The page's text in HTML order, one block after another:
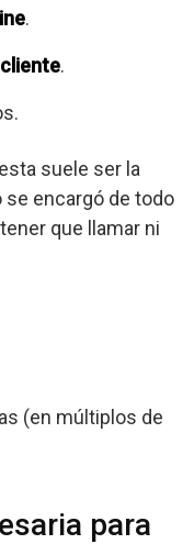
.
.
suele ser la
encargó de todo
que llamar ni
(en múltiplos de
para